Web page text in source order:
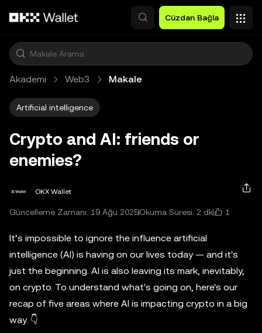
Cüzdan Bağla
Akademi Web3 Makale
Artificial intelligence
Crypto and AI: friends or
enemies?
OKX Wallet
Güncelleme Zamanı: 19 Ağu 2025Okuma Süresi: 2 dk 1
It’s impossible to ignore the influence artificial
intelligence (AI) is having on our lives today — and it's
just the beginning. AI is also leaving its mark, inevitably,
on crypto. To understand what's going on, here's our
recap of five areas where AI is impacting crypto in a big
way. 👇